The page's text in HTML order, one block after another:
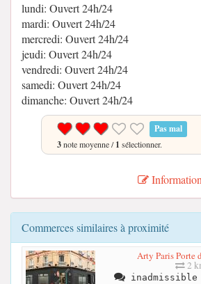
lundi: Ouvert 24h/24
mardi: Ouvert 24h/24
mercredi: Ouvert 24h/24
jeudi: Ouvert 24h/24
vendredi: Ouvert 24h/24
samedi: Ouvert 24h/24
dimanche: Ouvert 24h/24
Pas mal
3note moyenne /1 sélectionner.
Commerces similaires à proximité
Arty Paris Porte
2
inadmissible